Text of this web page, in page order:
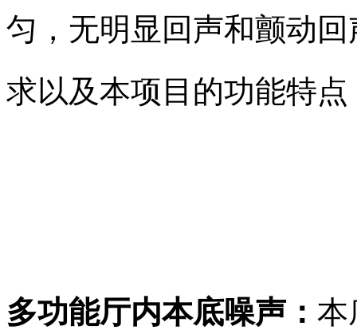
匀，无明显回声和颤动
求以及本项目的功能特
多功能厅内本底噪声： 本